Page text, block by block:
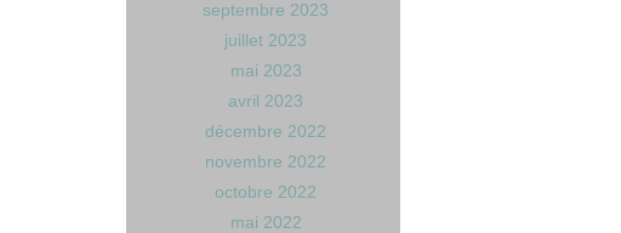
septembre 2023
juillet 2023
mai 2023
avril 2023
décembre 2022
novembre 2022
octobre 2022
mai 2022